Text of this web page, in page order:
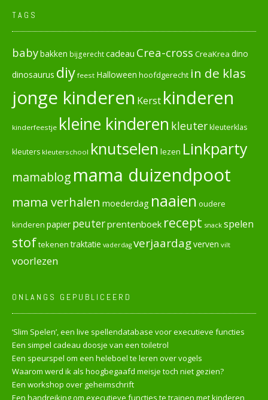
TAGS
babybakken bijgerechtcadeau Crea-cross CreaKrea dino
dinosaurus diy feest Halloween hoofdgerecht in de klas
jonge kinderen Kerst kinderen
kinderfeestje kleine kinderen kleuterkleuterklas
kleuters kleuterschool knutselen lezen Linkparty
mamablog mama duizendpoot
mama verhalen moederdag naaien oudere
kinderen papier peuterprentenboek recept snack spelen
stoftekenen traktatie vaderdag verjaardagverven vilt
voorlezen
ONLANGS GEPUBLICEERD
‘Slim Spelen’, een live spellendatabase voor executieve functies
Een simpel cadeau doosje van een toiletrol
Een speurspel om een heleboel te leren over vogels
Waarom werd ik als hoogbegaafd meisje toch niet gezien?
Een workshop over geheimschrift
Een handreiking om executieve functies te trainen met kinderen